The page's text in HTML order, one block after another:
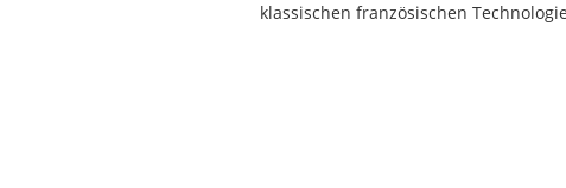
klassischen französischen